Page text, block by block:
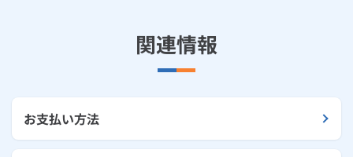
関連情報
お支払い方法